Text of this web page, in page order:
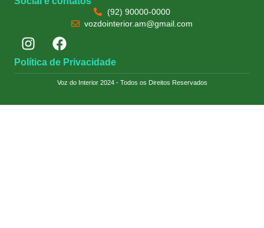
(92) 90000-0000
vozdointerior.am@gmail.com
Política de Privacidade
Voz do Interior 2024 - Todos os Direitos Reservados